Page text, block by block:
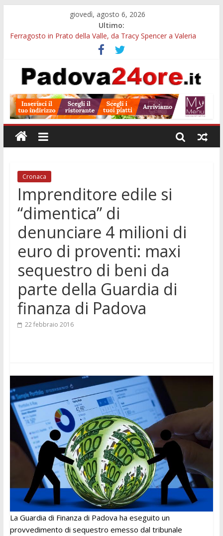
giovedì, agosto 6, 2026
Ultimo:
Ferragosto in Prato della Valle, da Tracy Spencer a Valeria
Euganea Film Festival 2026: 49 opere e 18 anteprime nei Colli
Euganei
Notturni padovani al Museo della Natura e dell’Uomo: date e
Organi in 3D al MUSME: il corpo umano si esplora con i visori
VR
Musei gratis a Padova per tutto agosto: chi entra e quali sedi
visitare
Cronaca
Imprenditore edile si
“dimentica” di
denunciare 4 milioni di
euro di proventi: maxi
sequestro di beni da
parte della Guardia di
finanza di Padova
22 febbraio 2016
La Guardia di Finanza di Padova ha eseguito un
provvedimento di sequestro emesso dal tribunale